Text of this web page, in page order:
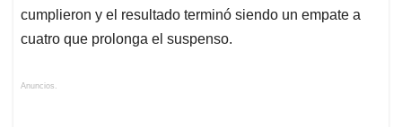
cumplieron y el resultado terminó siendo un empate a
cuatro que prolonga el suspenso.
Anuncios.